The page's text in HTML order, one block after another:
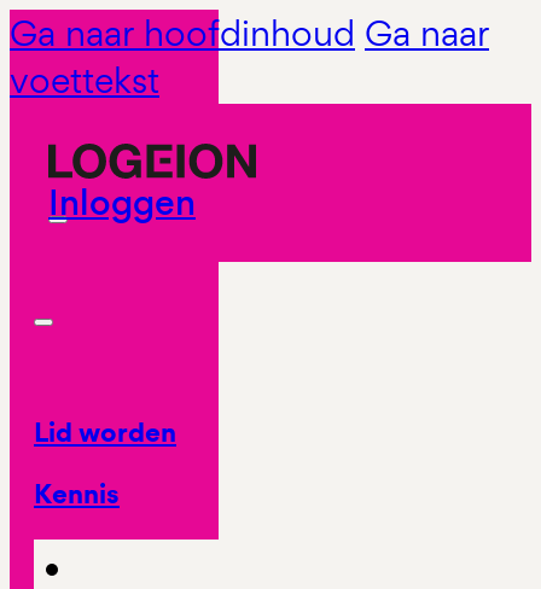
Ga naar hoofdinhoud Ga naar
voettekst
Inloggen
Lid worden
Kennis